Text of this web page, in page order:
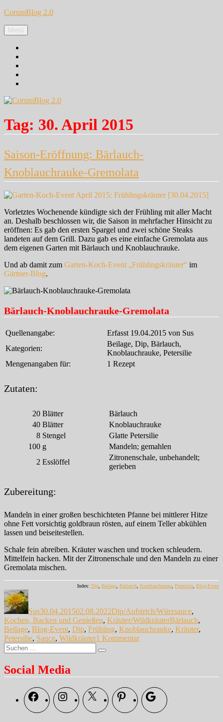
Zum
springen
CorumBlog 2.0
Menü
Tag: 30. April 2015
Saison-Eröffnung: Bärlauch-
Knoblauchrauke-Gremolata
Vorletztes Wochenende kündigte sich der Frühling mit aller Macht
an. Deshalb beschlossen wir, die Saison in mehrfacher Hinsicht zu
eröffnen: Es gab den ersten Spargel und zwei schöne Steaks
landeten auf dem Grill. Dazu gab es eine einfache Gremolata aus
dem eigenen Garten mit Bärlauch und Knoblauchrauke.
Und ab damit zum Garten-Koch-Event „Frühlingskräuter“ im
Gärtner-Blog.
Bärlauch-Knoblauchrauke-Gremolata
Quellenangabe:
Erfasst 19.04.2015 von Sus
Kategorien:
Beilage, Dip, Bärlauch,
Knoblauchrauke, Petersilie
Mengenangaben für:
1 Rezept
Zutaten:
20 Blätter
Bärlauch
40 Blätter
Knoblauchrauke
8 Stengel
Glatte Petersilie
100 g
Mandeln; gemahlen
2 Esslöffel
Zitronenschale, unbehandelt;
gerieben
Zubereitung:
Mandeln in einer großen beschichteten Pfanne bei mittlerer Hitze
ohne Fett vorsichtig goldbraun rösten, auf einem Teller abkühlen
lassen und beiseitestellen.
Schale fein abreiben. Kräuter waschen und trocken schleudern.
Mittelfein hacken. Mit der Zitronenschale und den Mandeln zu einer
Gremolata mischen.
Index: Dip, Beilage, Bärlauch, Knoblauchrauke, Petersilie, Blog-Event
Autor
Sus30.04.201502.08.2022Dip/Aufstrich/Würzsauce,
Kochen, Backen und Genießen, Kräuter/WildkräuterSchlagwörter
Bärlauch,
Beilage, Blog-Event, Dip, Frühling, Knoblauchrauke, Kräuter,
Petersilie, Sauce, Wildkräuter1 Kommentarzu
Suche
nach:
Suchen
Social Media
FacebookInstagramX Pinterest Google